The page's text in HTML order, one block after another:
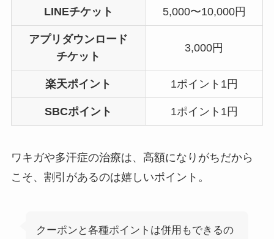
LINEチケット 5,000〜10,000円
アプリダウンロード
チケット
3,000円
楽天ポイント 1ポイント1円
SBCポイント 1ポイント1円
ワキガや多汗症の治療は、高額になりがちだから
こそ、割引があるのは嬉しいポイント。
クーポンと各種ポイントは併用もできるの